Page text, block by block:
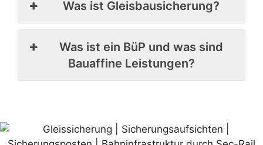
Was ist Gleisbausicherung?
Was ist ein BüP und was sind
Bauaffine Leistungen?